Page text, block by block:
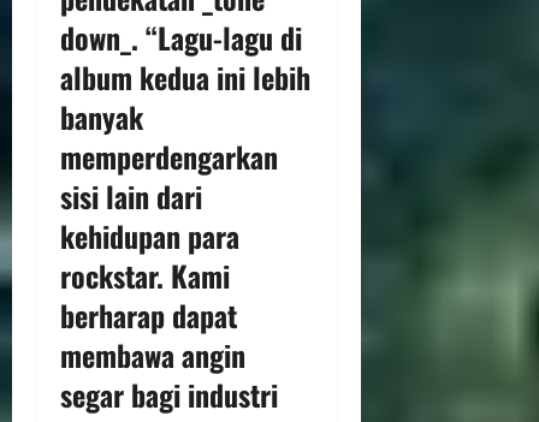
down_. “Lagu-lagu di
album kedua ini lebih
banyak
memperdengarkan
sisi lain dari
kehidupan para
rockstar. Kami
berharap dapat
membawa angin
segar bagi industri